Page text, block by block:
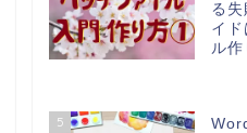
る
イ
ル
5